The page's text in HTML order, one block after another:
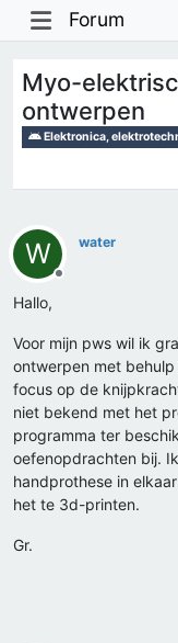
Forum
Myo-
ontwerpen
Elektronica,
W
Offline
water
Hallo,
Voor mijn pws wil ik
ontwerpen met
focus op de
niet bekend met het
programma ter
oefenopdrachten bij.
handprothese in
het te 3d-printen.
Gr.